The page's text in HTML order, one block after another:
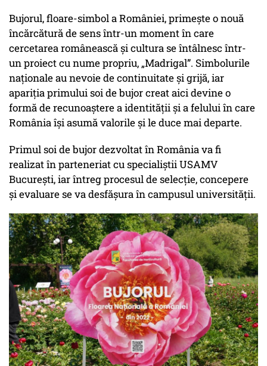
Bujorul, floare-simbol a României, primește o nouă
încărcătură de sens într-un moment în care
cercetarea românească și cultura se întâlnesc într-
un proiect cu nume propriu, „Madrigal”. Simbolurile
naționale au nevoie de continuitate și grijă, iar
apariția primului soi de bujor creat aici devine o
formă de recunoaștere a identității și a felului în care
România își asumă valorile și le duce mai departe.
Primul soi de bujor dezvoltat în România va fi
realizat în parteneriat cu specialiștii USAMV
București, iar întreg procesul de selecție, concepere
și evaluare se va desfășura în campusul universității.